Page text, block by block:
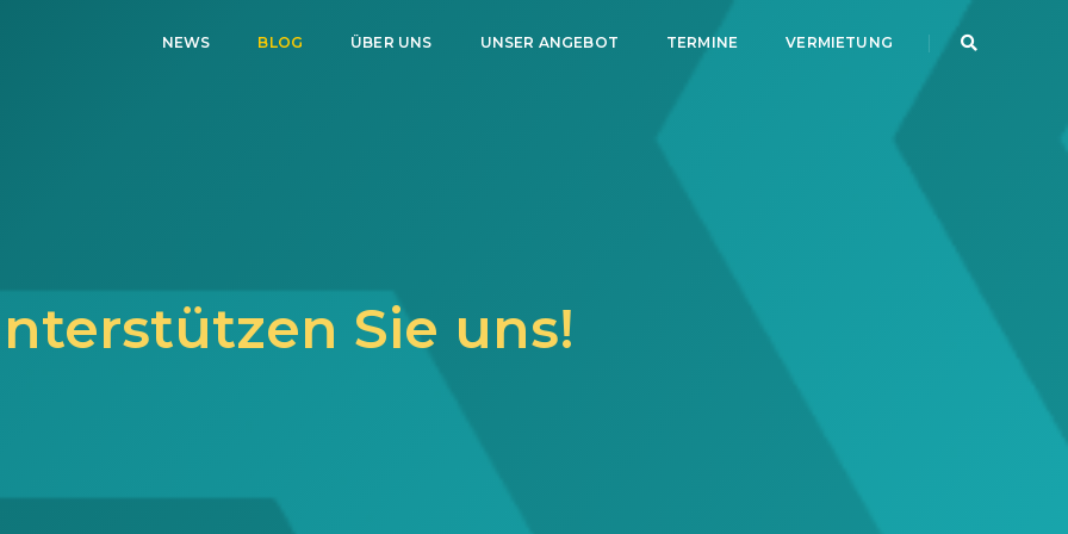
NEWS BLOG ÜBER UNS UNSER ANGEBOT TERMINE VERMIETUNG
Sie uns!